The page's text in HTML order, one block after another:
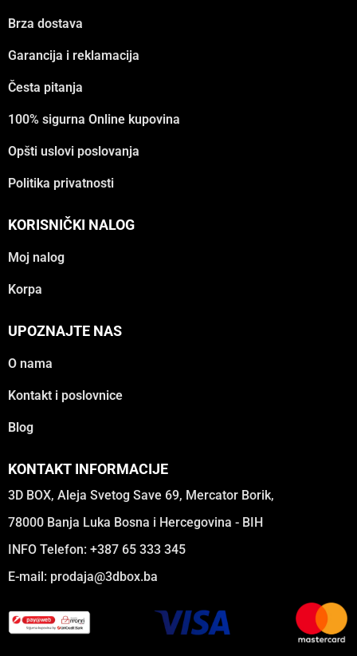
Brza dostava
Garancija i reklamacija
Česta pitanja
100% sigurna Online kupovina
Opšti uslovi poslovanja
Politika privatnosti
KORISNIČKI NALOG
Moj nalog
Korpa
UPOZNAJTE NAS
O nama
Kontakt i poslovnice
Blog
KONTAKT INFORMACIJE
3D BOX, Aleja Svetog Save 69, Mercator Borik,
78000 Banja Luka Bosna i Hercegovina - BIH
INFO Telefon: +387 65 333 345
E-mail: prodaja@3dbox.ba